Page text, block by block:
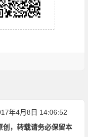
年4月8日 14:06:52
创，转载请务必保留本